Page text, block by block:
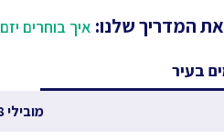
המדריך שלנו: איך בוחרים יזם
בעיר
מובילי 2018